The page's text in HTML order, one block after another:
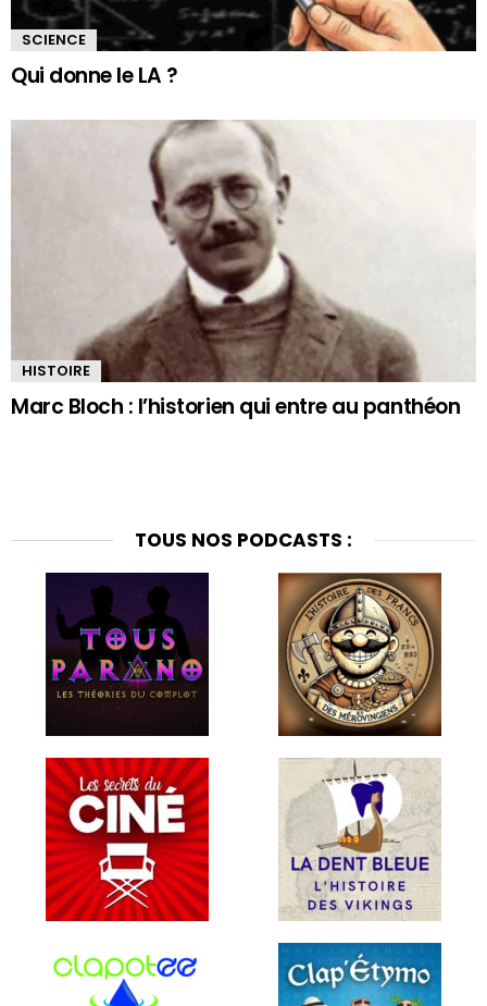
SCIENCE
Qui donne le LA ?
HISTOIRE
Marc Bloch : l’historien qui entre au panthéon
TOUS NOS PODCASTS :